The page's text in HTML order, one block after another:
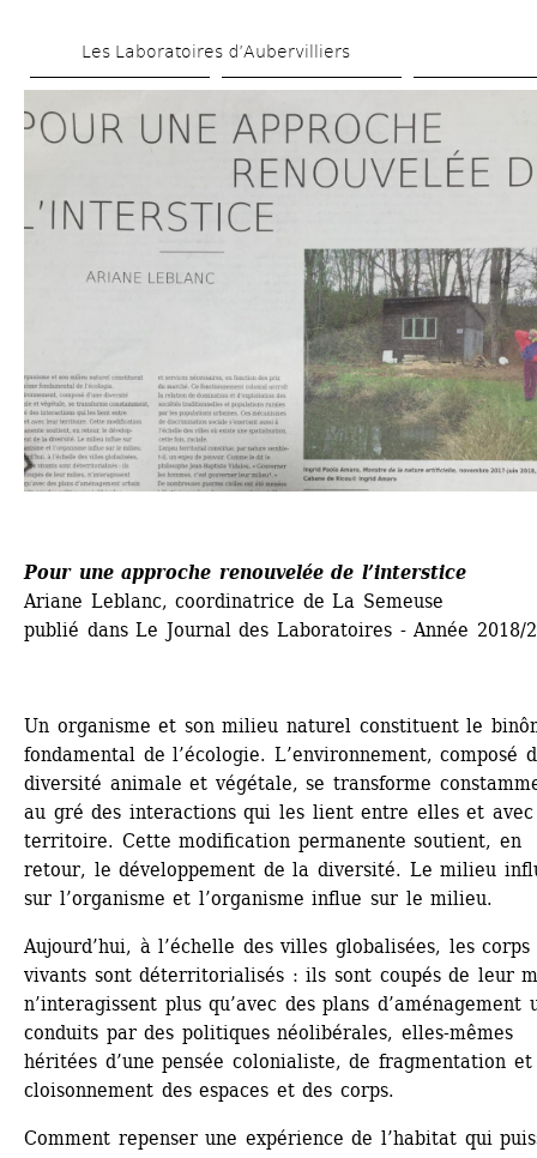
to
main
content
Les Laboratoires d’Aubervilliers
Pour une approche renouvelée de l’interstice
Ariane Leblanc, coordinatrice de La Semeuse
publié dans Le Journal des Laboratoires - Année 2018/
Un organisme et son milieu naturel constituent le
fondamental de l’écologie. L’environnement, composé
diversité animale et végétale, se transforme
au gré des interactions qui les lient entre elles et
territoire. Cette modification permanente soutient, en
retour, le développement de la diversité. Le milieu
sur l’organisme et l’organisme influe sur le milieu.
Aujourd’hui, à l’échelle des villes globalisées, les corps
vivants sont déterritorialisés : ils sont coupés de leur
n’interagissent plus qu’avec des plans d’aménagement
conduits par des politiques néolibérales, elles-mêmes
héritées d’une pensée colonialiste, de fragmentation et
cloisonnement des espaces et des corps.
Comment repenser une expérience de l’habitat qui